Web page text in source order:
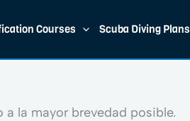
Courses Scuba Diving Plans
la mayor brevedad posible.